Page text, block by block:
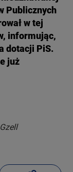
Publicznych
w tej
informując,
dotacji PiS.
już